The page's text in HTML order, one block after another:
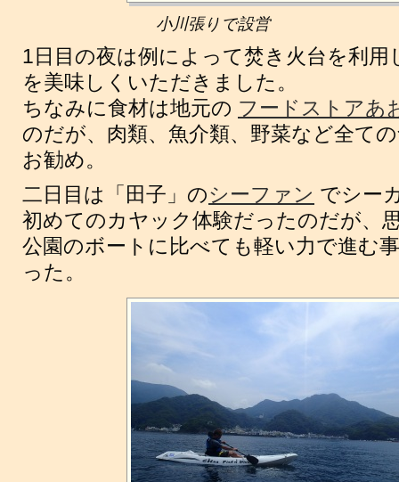
小川張りで設営
1日目の夜は例によって焚き火台を利
を美味しくいただきました。
ちなみに食材は地元の フードストアあ
のだが、肉類、魚介類、野菜など全て
お勧め。
二日目は「田子」のシーファン でシー
初めてのカヤック体験だったのだが、
公園のボートに比べても軽い力で進む
った。